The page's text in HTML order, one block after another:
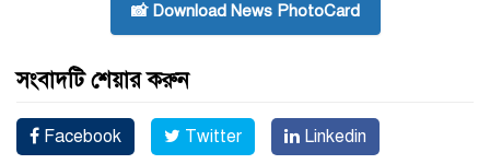
📸 Download News PhotoCard
সংবাদটি শেয়ার করুন
Facebook Twitter Linkedin